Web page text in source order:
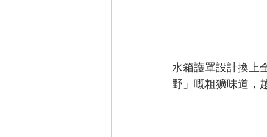
水箱護罩設計換上
野」嘅粗獷味道，